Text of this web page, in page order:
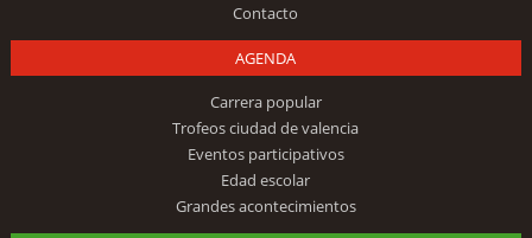
Contacto
AGENDA
Carrera popular
Trofeos ciudad de valencia
Eventos participativos
Edad escolar
Grandes acontecimientos